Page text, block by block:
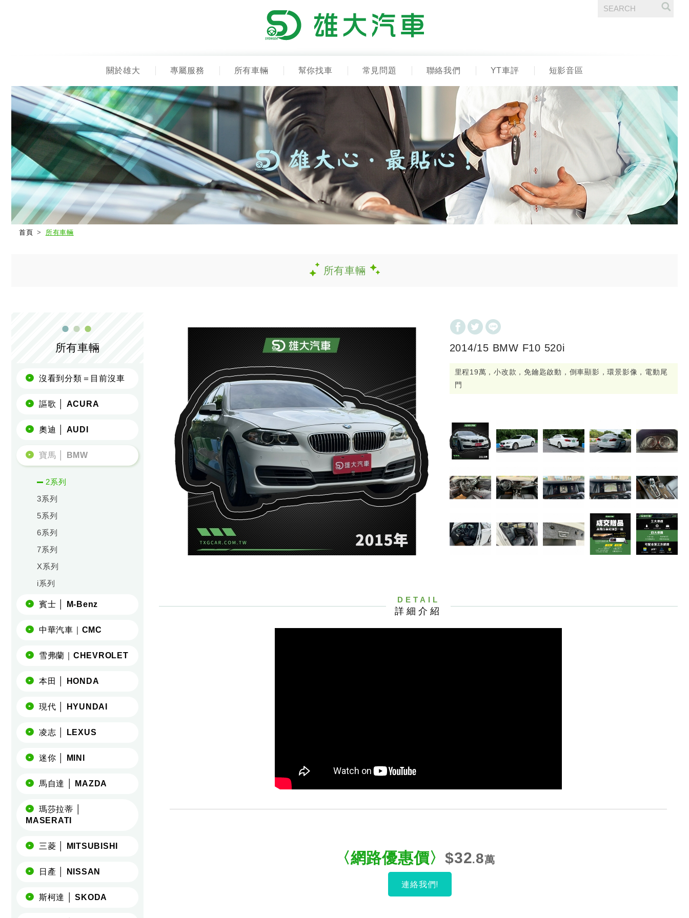
關於雄大 專屬服務 所有車輛 幫你找車 常見問題 聯絡我們 YT車評 短影音區
首頁 所有車輛
所有車輛
所有車輛
沒看到分類＝目前沒車
謳歌 │ ACURA
奧迪 │ AUDI
寶馬 │ BMW
2系列
3系列
5系列
6系列
7系列
X系列
i系列
賓士 │ M-Benz
中華汽車｜CMC
雪弗蘭｜CHEVROLET
本田 │ HONDA
現代 │ HYUNDAI
凌志 │ LEXUS
迷你 │ MINI
馬自達 │ MAZDA
瑪莎拉蒂 │
MASERATI
三菱 │ MITSUBISHI
日產 │ NISSAN
斯柯達 │ SKODA
2014/15 BMW F10 520i
里程19萬，小改款，免鑰匙啟動，倒車顯影，環景影像，電動尾
門
DETAIL
詳細介紹
〈網路優惠價〉$32.8萬
連絡我們!